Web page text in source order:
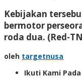
Kebijakan
bermotor
roda dua. (Red-
oleh targetnusa
Ikuti Kami Pada